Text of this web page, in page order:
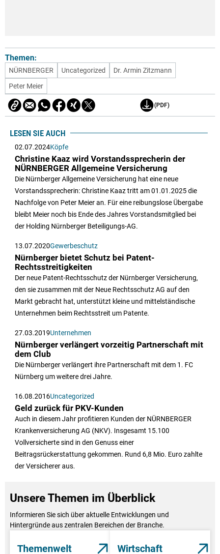
Themen:
NÜRNBERGER Uncategorized
Dr. Armin Zitzmann
Peter Meier
(PDF)
LESEN SIE AUCH
02.07.2024Köpfe
Christine Kaaz wird Vorstandssprecherin der
NÜRNBERGER Allgemeine Versicherung
Die Nürnberger Allgemeine Versicherung hat eine neue
Vorstandssprecherin: Christine Kaaz tritt am 01.01.2025 die
Nachfolge von Peter Meier an. Für eine reibungslose Übergabe
bleibt Meier noch bis Ende des Jahres Vorstandsmitglied bei
der Holding Nürnberger Beteiligungs-AG.
13.07.2020Gewerbeschutz
Nürnberger bietet Schutz bei Patent-
Rechtsstreitigkeiten
Der neue Patent-Rechtsschutz der Nürnberger Versicherung,
den sie zusammen mit der Neue Rechtsschutz AG auf den
Markt gebracht hat, unterstützt kleine und mittelständische
Unternehmen beim Rechtsstreit um Patente.
27.03.2019Unternehmen
Nürnberger verlängert vorzeitig Partnerschaft mit
dem Club
Die Nürnberger verlängert ihre Partnerschaft mit dem 1. FC
Nürnberg um weitere drei Jahre.
16.08.2016Uncategorized
Geld zurück für PKV-Kunden
Auch in diesem Jahr profitieren Kunden der NÜRNBERGER
Krankenversicherung AG (NKV). Insgesamt 15.100
Vollversicherte sind in den Genuss einer
Beitragsrückerstattung gekommen. Rund 6,8 Mio. Euro zahlte
der Versicherer aus.
Unsere Themen im Überblick
Informieren Sie sich über aktuelle Entwicklungen und
Hintergründe aus zentralen Bereichen der Branche.
Themenwelt Wirtschaft